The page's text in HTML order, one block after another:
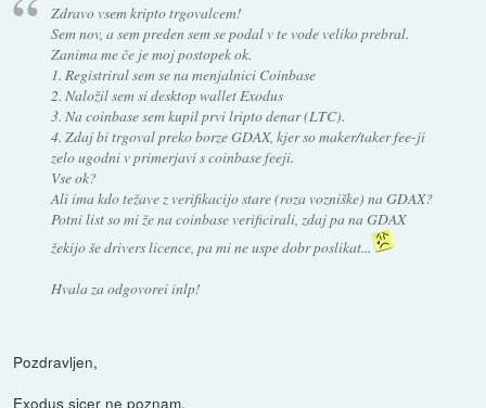
Zdravo vsem kripto trgovalcem!
Sem nov, a sem preden sem se podal v te vode veliko prebral.
Zanima me če je moj postopek ok.
1. Registriral sem se na menjalnici Coinbase
2. Naložil sem si desktop wallet Exodus
3. Na coinbase sem kupil prvi lripto denar (LTC).
4. Zdaj bi trgoval preko borze GDAX, kjer so maker/taker fee-ji
zelo ugodni v primerjavi s coinbase feeji.
Vse ok?
Ali ima kdo težave z verifikacijo stare (roza vozniške) na GDAX?
Potni list so mi že na coinbase verificirali, zdaj pa na GDAX
žekijo še drivers licence, pa mi ne uspe dobr poslikat...
Hvala za odgovorei inlp!
Pozdravljen,
Exodus sicer ne poznam.